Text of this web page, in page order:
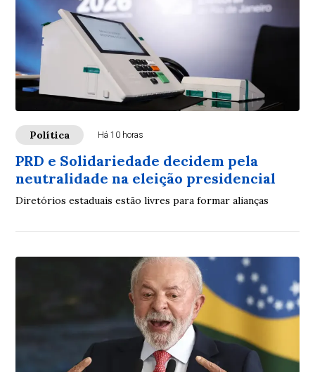
Política Há 10 horas
PRD e Solidariedade decidem pela
neutralidade na eleição presidencial
Diretórios estaduais estão livres para formar alianças